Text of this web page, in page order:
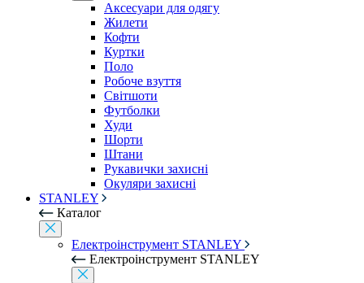
Аксесуари для одягу
Жилети
Кофти
Куртки
Поло
Робоче взуття
Світшоти
Футболки
Худи
Шорти
Штани
Рукавички захисні
Окуляри захисні
STANLEY
Каталог
Електроінструмент STANLEY
Електроінструмент STANLEY